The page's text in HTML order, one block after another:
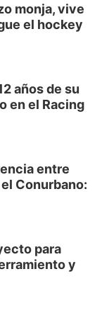
monja, vive
el hockey
años de su
en el Racing
entre
Conurbano:
para
y